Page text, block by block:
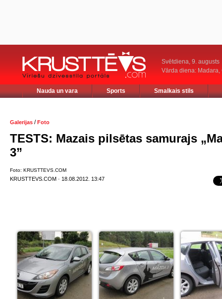
Svētdiena, 9. augusts
Vārda diena: Madara,
Nauda un vara Sports Smalkais stils
Galerijas /Foto
TESTS: Mazais pilsētas samurajs
3”
Foto: KRUSTTEVS.COM
KRUSTTEVS.COM · 18.08.2012. 13:47